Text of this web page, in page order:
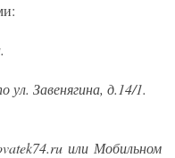
Завенягина, д.14/1.
или Мобильном